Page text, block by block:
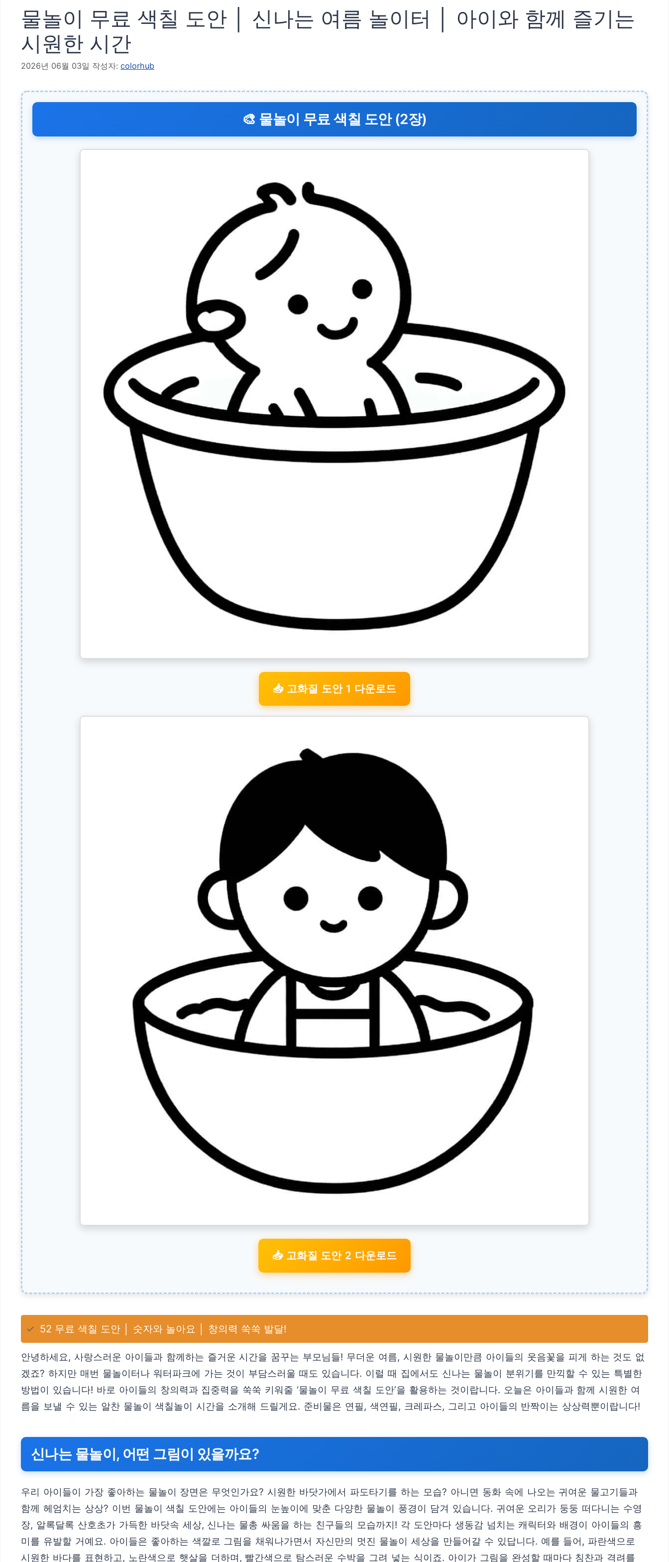
물놀이 무료 색칠 도안 │ 신나는 여름 놀이터 │ 아이와 함께 즐기는
시원한 시간
2026년 06월 03일 작성자: colorhub
🎨 물놀이 무료 색칠 도안 (2장)
📥 고화질 도안 1 다운로드
📥 고화질 도안 2 다운로드
✓ 52 무료 색칠 도안 │ 숫자와 놀아요 │ 창의력 쑥쑥 발달!
안녕하세요, 사랑스러운 아이들과 함께하는 즐거운 시간을 꿈꾸는 부모님들! 무더운 여름, 시원한 물놀이만큼 아이들의 웃음꽃을 피게 하는 것도 없
겠죠? 하지만 매번 물놀이터나 워터파크에 가는 것이 부담스러울 때도 있습니다. 이럴 때 집에서도 신나는 물놀이 분위기를 만끽할 수 있는 특별한
방법이 있습니다! 바로 아이들의 창의력과 집중력을 쑥쑥 키워줄 ‘물놀이 무료 색칠 도안’을 활용하는 것이랍니다. 오늘은 아이들과 함께 시원한 여
름을 보낼 수 있는 알찬 물놀이 색칠놀이 시간을 소개해 드릴게요. 준비물은 연필, 색연필, 크레파스, 그리고 아이들의 반짝이는 상상력뿐이랍니다!
신나는 물놀이, 어떤 그림이 있을까요?
우리 아이들이 가장 좋아하는 물놀이 장면은 무엇인가요? 시원한 바닷가에서 파도타기를 하는 모습? 아니면 동화 속에 나오는 귀여운 물고기들과
함께 헤엄치는 상상? 이번 물놀이 색칠 도안에는 아이들의 눈높이에 맞춘 다양한 물놀이 풍경이 담겨 있습니다. 귀여운 오리가 둥둥 떠다니는 수영
장, 알록달록 산호초가 가득한 바닷속 세상, 신나는 물총 싸움을 하는 친구들의 모습까지! 각 도안마다 생동감 넘치는 캐릭터와 배경이 아이들의 흥
미를 유발할 거예요. 아이들은 좋아하는 색깔로 그림을 채워나가면서 자신만의 멋진 물놀이 세상을 만들어갈 수 있답니다. 예를 들어, 파란색으로
시원한 바다를 표현하고, 노란색으로 햇살을 더하며, 빨간색으로 탐스러운 수박을 그려 넣는 식이죠. 아이가 그림을 완성할 때마다 칭찬과 격려를